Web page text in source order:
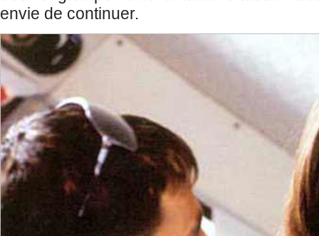
envie de continuer.